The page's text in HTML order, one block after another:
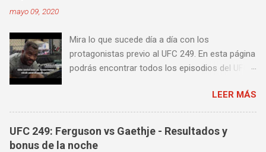
algunos videos donde puedes aprender a
golpear la pera cielo tierra o pera loca. En esta
lista de videos podrás ver diversos tipos de
mayo 09, 2020
Mira lo que sucede día a día con los
protagonistas previo al UFC 249. En esta página
podrás encontrar todos los episodios del UFC
castellano. Te sugiero que estés pendiente ya
que día a día iremos actualizando está pagina
con un nuevo episodio del UFC 249 Embedded:
Vlog Series. Episodio 1 Episodio 2
LEER MÁS
UFC 249: Ferguson vs Gaethje - Resultados y
bonus de la noche